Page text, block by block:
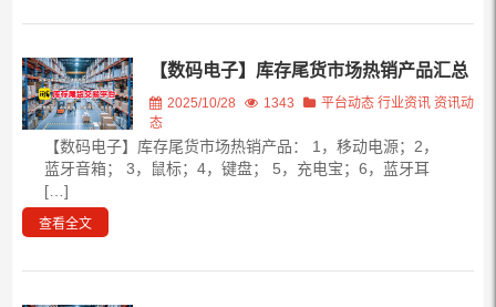
【数码电子】库存尾货市场热销产品汇总
2025/10/28 1343 平台动态 行业资讯 资讯动
态
【数码电子】库存尾货市场热销产品： 1，移动电源；2，
蓝牙音箱； 3，鼠标；4，键盘； 5，充电宝；6，蓝牙耳
[…]
查看全文